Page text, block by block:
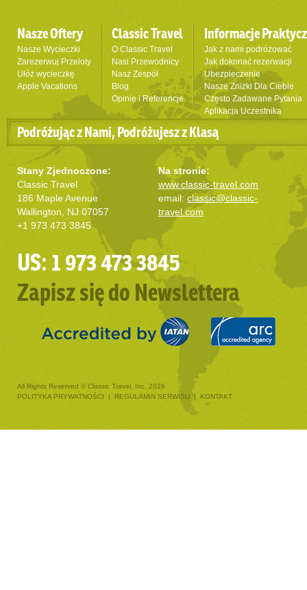
Nasze Oftery
Nasze Wycieczki
Zarezerwuj Przeloty
Ułóż wycieczkę
Apple Vacations
Classic Travel
O Classic Travel
Nasi Przewodnicy
Nasz Zespół
Blog
Opinie i Referencje
Informacje
Jak z nami podróżować
Jak dokonać rezerwacji
Ubezpieczenie
Nasze Zniżki Dla Ciebie
Często Zadawane Pytania
Aplikacja Uczestnika
Podróżując z Nami, Podróżujesz z Klasą
Stany Zjednoczone:
Classic Travel
186 Maple Avenue
Wallington, NJ 07057
+1 973 473 3845
Na stronie:
www.classic-travel.com
email: classic@classic-
travel.com
US: 1 973 473 3845
Zapisz się do Newslettera
All Rights Reserved © Classic Travel, Inc. 2026
POLITYKA PRYWATNOŚCI
| REGULAMIN SERWISU | KONTAKT